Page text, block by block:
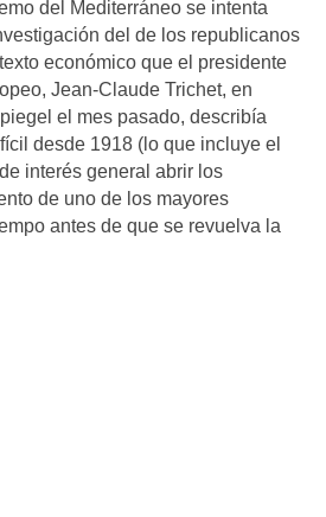
del Mediterráneo se intenta
del de los republicanos
económico que el presidente
Jean-Claude Trichet, en
el mes pasado, describía
desde 1918 (lo que incluye el
interés general abrir los
de uno de los mayores
antes de que se revuelva la